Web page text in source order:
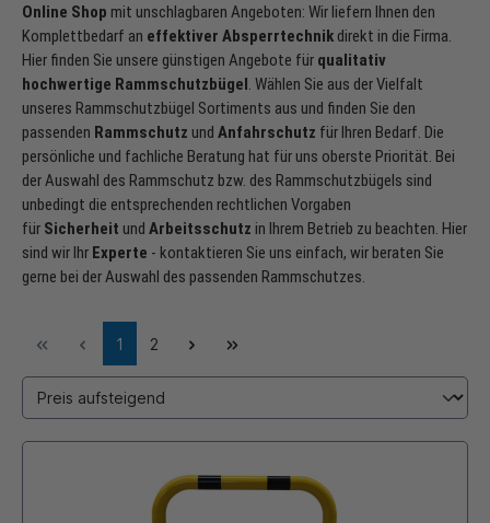
Online Shop mit unschlagbaren Angeboten: Wir liefern Ihnen den
Komplettbedarf an effektiver Absperrtechnik direkt in die Firma.
Hier finden Sie unsere günstigen Angebote für qualitativ
hochwertige Rammschutzbügel . Wählen Sie aus der Vielfalt
unseres Rammschutzbügel Sortiments aus und finden Sie den
passenden Rammschutz und Anfahrschutz für Ihren Bedarf. Die
persönliche und fachliche Beratung hat für uns oberste Priorität. Bei
der Auswahl des Rammschutz bzw. des Rammschutzbügels sind
unbedingt die entsprechenden rechtlichen Vorgaben
für Sicherheit und Arbeitsschutz in Ihrem Betrieb zu beachten. Hier
sind wir Ihr Experte - kontaktieren Sie uns einfach, wir beraten Sie
gerne bei der Auswahl des passenden Rammschutzes.
1 2